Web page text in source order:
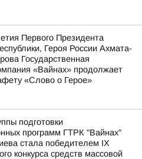
Первого Президента
Героя России Ахмата-
Государственная
«Вайнах» продолжает
«Слово о Герое»
подготовки
программ ГТРК "Вайнах"
стала победителем IX
конкурса средств массовой